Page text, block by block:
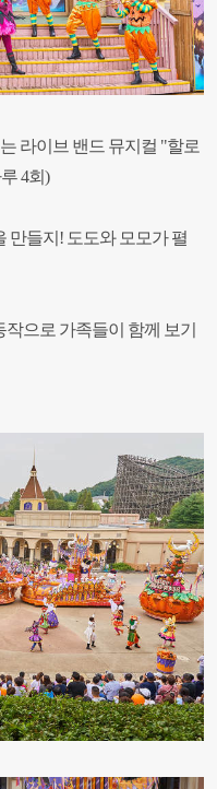
라이브 밴드 뮤지컬 "할로
4회)
만들지! 도도와 모모가 펼
으로 가족들이 함께 보기